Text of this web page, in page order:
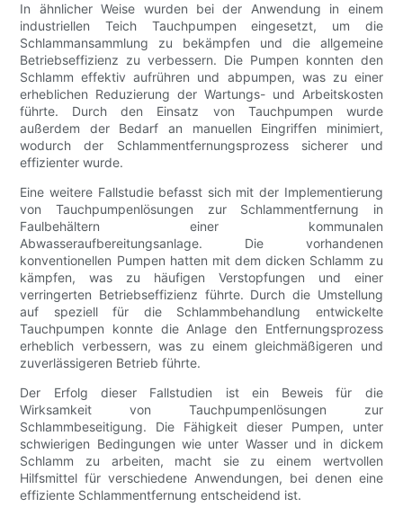
In ähnlicher Weise wurden bei der Anwendung in einem
industriellen Teich Tauchpumpen eingesetzt, um die
Schlammansammlung zu bekämpfen und die allgemeine
Betriebseffizienz zu verbessern. Die Pumpen konnten den
Schlamm effektiv aufrühren und abpumpen, was zu einer
erheblichen Reduzierung der Wartungs- und Arbeitskosten
führte. Durch den Einsatz von Tauchpumpen wurde
außerdem der Bedarf an manuellen Eingriffen minimiert,
wodurch der Schlammentfernungsprozess sicherer und
effizienter wurde.
Eine weitere Fallstudie befasst sich mit der Implementierung
von Tauchpumpenlösungen zur Schlammentfernung in
Faulbehältern einer kommunalen
Abwasseraufbereitungsanlage. Die vorhandenen
konventionellen Pumpen hatten mit dem dicken Schlamm zu
kämpfen, was zu häufigen Verstopfungen und einer
verringerten Betriebseffizienz führte. Durch die Umstellung
auf speziell für die Schlammbehandlung entwickelte
Tauchpumpen konnte die Anlage den Entfernungsprozess
erheblich verbessern, was zu einem gleichmäßigeren und
zuverlässigeren Betrieb führte.
Der Erfolg dieser Fallstudien ist ein Beweis für die
Wirksamkeit von Tauchpumpenlösungen zur
Schlammbeseitigung. Die Fähigkeit dieser Pumpen, unter
schwierigen Bedingungen wie unter Wasser und in dickem
Schlamm zu arbeiten, macht sie zu einem wertvollen
Hilfsmittel für verschiedene Anwendungen, bei denen eine
effiziente Schlammentfernung entscheidend ist.